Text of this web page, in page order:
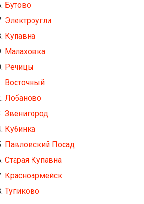
Бутово
Электроугли
Купавна
Малаховка
Речицы
Восточный
Лобаново
Звенигород
Кубинка
Павловский Посад
Старая Купавна
Красноармейск
Тупиково